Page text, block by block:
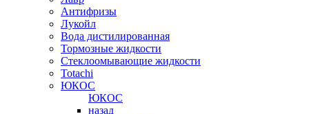
Антифризы
Лукойл
Вода дистилированная
Тормозные жидкости
Стеклоомывающие жидкости
Totachi
ЮКОС
ЮКОС
назад